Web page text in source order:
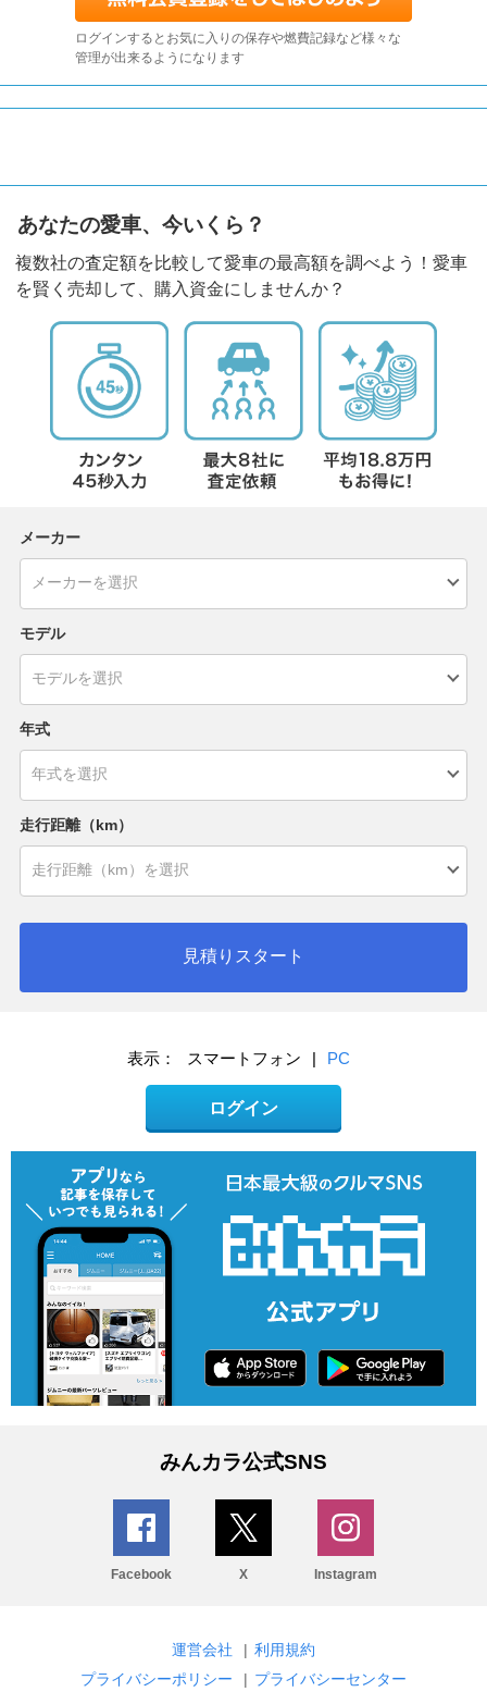
ログインするとお気に入りの保存や燃費記録など様々な
管理が出来るようになります
あなたの愛車、今いくら？
複数社の査定額を比較して愛車の最高額を調べよう！愛車
を賢く売却して、購入資金にしませんか？
メーカー
モデル
年式
走行距離（km）
見積りスタート
表示： スマートフォン | PC
ログイン
みんカラ公式SNS
Facebook X Instagram
運営会社 | 利用規約
プライバシーポリシー
| プライバシーセンター